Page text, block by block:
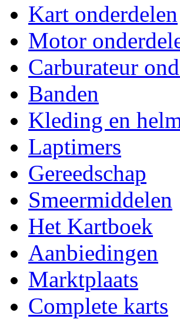
Kart onderdelen
Motor
Carburateur
Banden
Kleding en
Laptimers
Gereedschap
Smeermiddelen
Het Kartboek
Aanbiedingen
Marktplaats
Complete karts